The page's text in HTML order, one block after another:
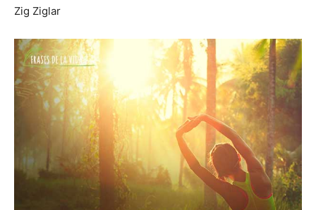
Zig Ziglar